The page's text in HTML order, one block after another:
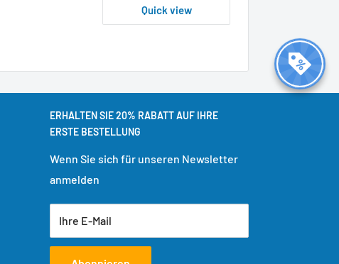
Quick view
ERHALTEN SIE 20% RABATT AUF IHRE
ERSTE BESTELLUNG
Wenn Sie sich für unseren Newsletter
anmelden
Ihre E-Mail